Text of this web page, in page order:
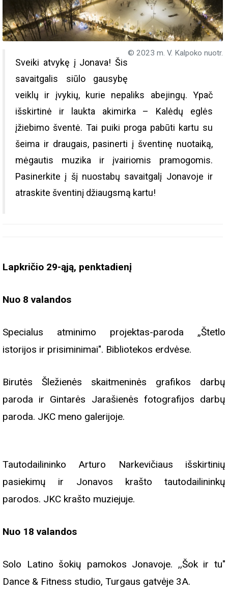
© 2023 m. V. Kalpoko nuotr.
Sveiki atvykę į Jonava! Šis
savaitgalis siūlo gausybę
veiklų ir įvykių, kurie nepaliks abejingų. Ypač
išskirtinė ir laukta akimirka – Kalėdų eglės
įžiebimo šventė. Tai puiki proga pabūti kartu su
šeima ir draugais, pasinerti į šventinę nuotaiką,
mėgautis muzika ir įvairiomis pramogomis.
Pasinerkite į šį nuostabų savaitgalį Jonavoje ir
atraskite šventinį džiaugsmą kartu!
Lapkričio 29-ąją, penktadienį
Nuo 8 valandos
Specialus atminimo projektas-paroda „Štetlo
istorijos ir prisiminimai". Bibliotekos erdvėse.
Birutės Šležienės skaitmeninės grafikos darbų
paroda ir Gintarės Jarašienės fotografijos darbų
paroda. JKC meno galerijoje.
Tautodailininko Arturo Narkevičiaus išskirtinių
pasiekimų ir Jonavos krašto tautodailininkų
parodos. JKC krašto muziejuje.
Nuo 18 valandos
Solo Latino šokių pamokos Jonavoje. ,,Šok ir tu"
Dance & Fitness studio, Turgaus gatvėje 3A.